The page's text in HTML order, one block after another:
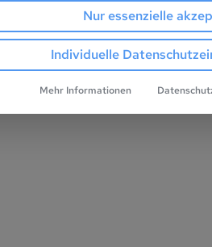
Nur essenzielle
Individuelle
Mehr Informationen